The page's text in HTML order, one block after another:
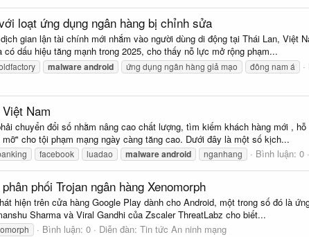
loạt ứng dụng ngân hàng bị chỉnh sửa
gian lận tài chính mới nhắm vào người dùng di động tại Thái Lan, Việt
dấu hiệu tăng mạnh trong 2025, cho thấy nỗ lực mở rộng phạm...
malwareandroid ứng dụng ngân hàng giả mạo đông nam á
Nam
chuyển đổi số nhằm nâng cao chất lượng, tìm kiếm khách hàng mới ,
cho tội phạm mạng ngày càng tăng cao. Dưới đây là một số kịch...
facebook luadao malwareandroid nganhang Bình luận: 0
phối Trojan ngân hàng Xenomorph
hiện trên cửa hàng Google Play dành cho Android, một trong số đó là
Sharma và Viral Gandhi của Zscaler ThreatLabz cho biết...
Bình luận: 0 Diễn đàn: Tin tức An ninh mạng